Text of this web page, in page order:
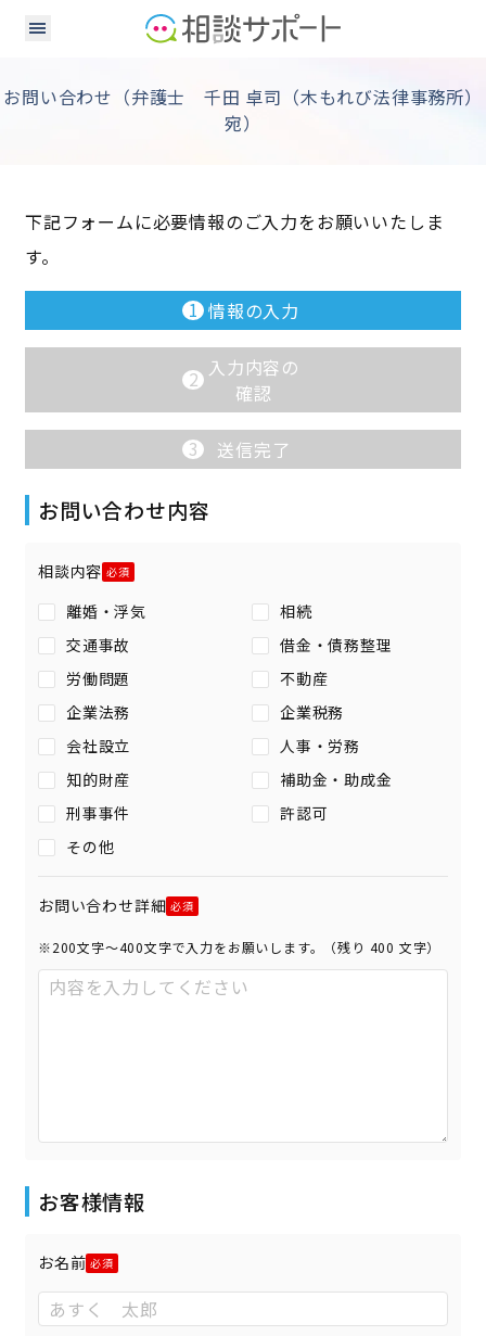
お問い合わせ（弁護士 千田 卓司（木もれび法律事務所）
宛）
下記フォームに必要情報のご入力をお願いいたしま
す。
1 情報の入力
2 入力内容の
確認
3 送信完了
お問い合わせ内容
相談内容
離婚・浮気
相続
交通事故
借金・債務整理
労働問題
不動産
企業法務
企業税務
会社設立
人事・労務
知的財産
補助金・助成金
刑事事件
許認可
その他
お問い合わせ詳細
※200文字〜400文字で入力をお願いします。（残り 400 文字）
お客様情報
お名前